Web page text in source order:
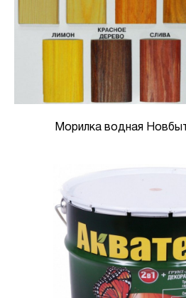
Морилка водная